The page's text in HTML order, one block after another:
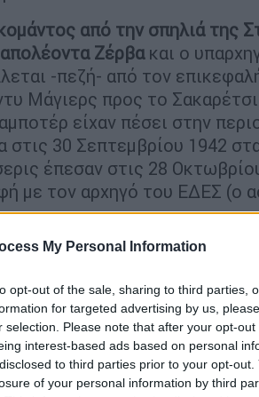
My Personal Information
opt-out of the sale, sharing to third parties,
for targeted advertising by us,
selection. Please note that after your opt-
interest-based ads based on personal
to third parties prior to your opt-
of your personal information by third
από την σπηλιά της
Ζέρβακαι ο
-πεζή- από τον
Μάγιερς προς το
είχαν πέσει στην
30 Σεπτεμβρίου 1942
έπεσαν στις 28
με τον αρχηγό του ΕΔΕΣ (ο
την Ήπειρο ο
με τον ΕΑΜίτη παπά του
βρίσκεται σε απόσταση 2
της 3ης αποστολής
πριν, στις 28 Οκτωβρίου.
πορεία του προς τον Βάλτο
τον, για ΠΡΩΤΗ